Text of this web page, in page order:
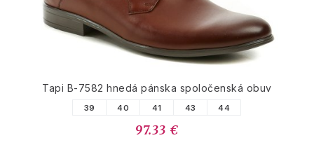
Tapi B-7582 hnedá pánska spoločenská obuv
39 40 41 43 44
97.33 €